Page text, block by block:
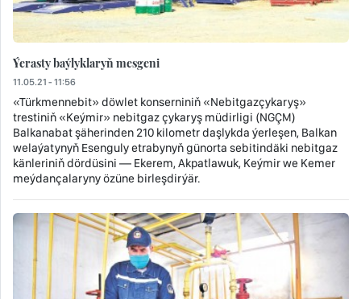
Ýerasty baýlyklaryň mesgeni
11.05.21 - 11:56
«Türkmennebit» döwlet konserniniň «Nebitgazçykaryş»
trestiniň «Keýmir» nebitgaz çykaryş müdirligi (NGÇM)
Balkanabat şäherinden 210 kilometr daşlykda ýerleşen, Balkan
welaýatynyň Esenguly etrabynyň günorta sebitindäki nebitgaz
känleriniň dördüsini — Ekerem, Akpatlawuk, Keýmir we Kemer
meýdançalaryny özüne birleşdirýär.